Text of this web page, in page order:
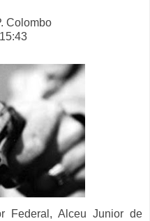
Colombo
Federal, Alceu Junior de